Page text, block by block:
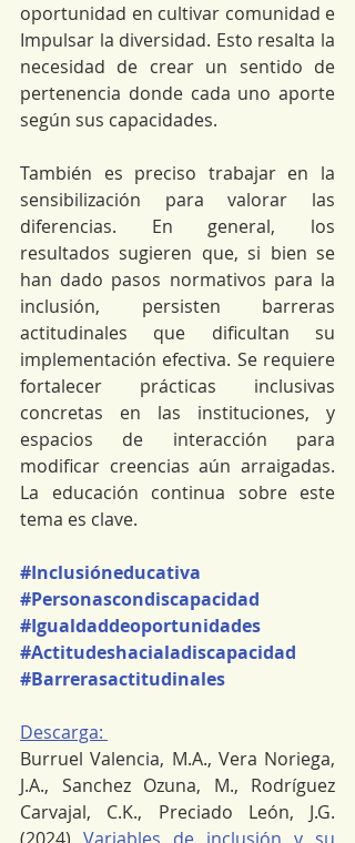
oportunidad en cultivar comunidad e
Impulsar la diversidad. Esto resalta la
necesidad de crear un sentido de
pertenencia donde cada uno aporte
según sus capacidades.
También es preciso trabajar en la
sensibilización para valorar las
diferencias. En general, los
resultados sugieren que, si bien se
han dado pasos normativos para la
inclusión, persisten barreras
actitudinales que dificultan su
implementación efectiva. Se requiere
fortalecer prácticas inclusivas
concretas en las instituciones, y
espacios de interacción para
modificar creencias aún arraigadas.
La educación continua sobre este
tema es clave.
#Inclusióneducativa
#Personascondiscapacidad
#Igualdaddeoportunidades
#Actitudeshacialadiscapacidad
#Barrerasactitudinales
Descarga:
Burruel Valencia, M.A., Vera Noriega,
J.A., Sanchez Ozuna, M., Rodríguez
Carvajal, C.K., Preciado León, J.G.